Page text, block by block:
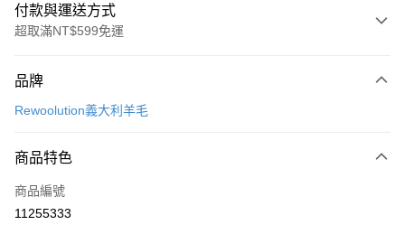
付款與運送方式
超取滿NT$599免運
信用卡一次付款
LINE Pay
Apple Pay
品牌
Rewoolution義大利羊毛
商品特色
商品編號
11255333